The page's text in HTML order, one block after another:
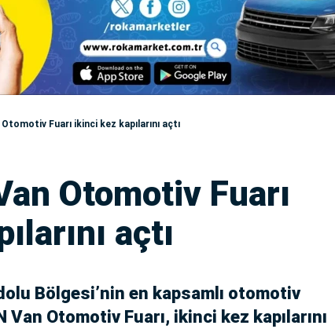
Fuarı ikinci kez kapılarını açtı
Otomotiv Fuarı
açtı
Bölgesi’nin en kapsamlı otomotiv
Otomotiv Fuarı, ikinci kez kapılarını